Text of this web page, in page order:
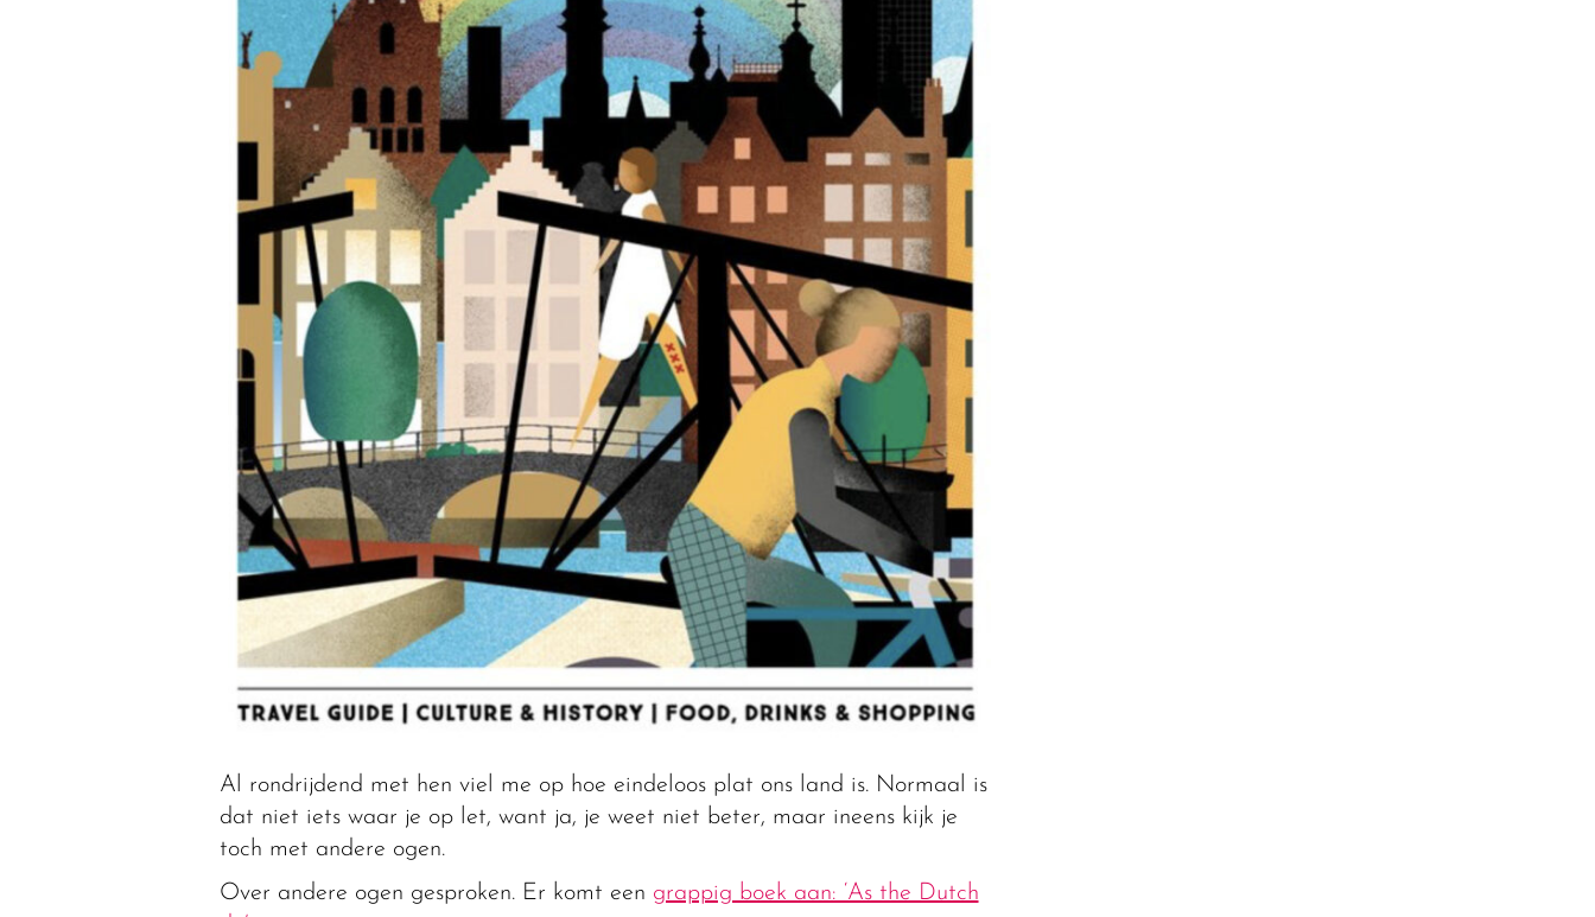
Al rondrijdend met hen viel me op hoe eindeloos plat ons land is. Normaal is
dat niet iets waar je op let, want ja, je weet niet beter, maar ineens kijk je
toch met andere ogen.
Over andere ogen gesproken. Er komt een grappig boek aan: ‘As the Dutch